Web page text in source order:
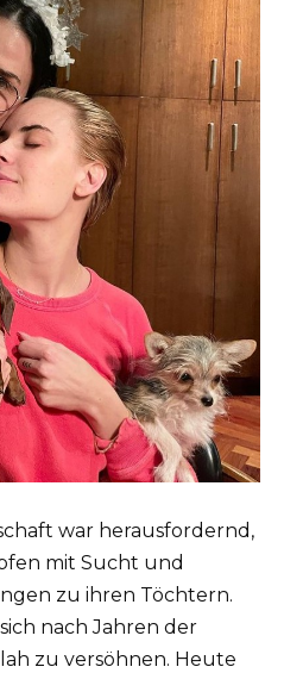
war herausfordernd,
mit Sucht und
zu ihren Töchtern.
nach Jahren der
zu versöhnen. Heute